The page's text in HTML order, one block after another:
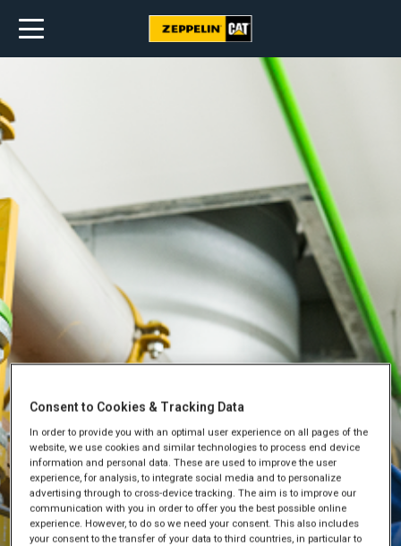
Consent to Cookies & Tracking Data
In order to provide you with an optimal user experience on all pages of the
website, we use cookies and similar technologies to process end device
information and personal data. These are used to improve the user
experience, for analysis, to integrate social media and to personalize
advertising through to cross-device tracking. The aim is to improve our
communication with you in order to offer you the best possible online
experience. However, to do so we need your consent. This also includes
your consent to the transfer of your data to third countries, in particular to